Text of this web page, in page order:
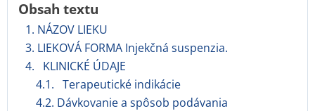
Obsah textu
1. NÁZOV LIEKU
3. LIEKOVÁ FORMA Injekčná suspenzia.
4. KLINICKÉ ÚDAJE
4.1. Terapeutické indikácie
4.2. Dávkovanie a spôsob podávania